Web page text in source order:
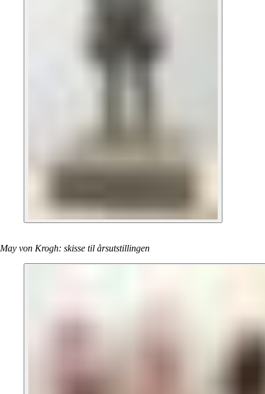
May von Krogh: skisse til årsutstillingen